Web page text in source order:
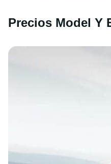
Precios Model Y